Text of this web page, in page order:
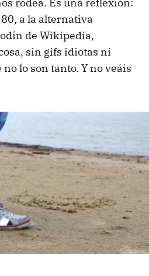
a la alternativa
de Wikipedia,
sin gifs idiotas ni
lo son tanto. Y no veáis